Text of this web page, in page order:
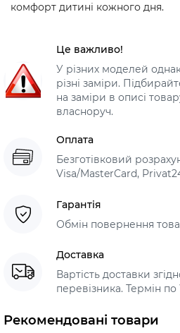
комфорт дитині кожного дня.
Це важливо!
У різних моделей
різні заміри.
на заміри в описі
власноруч.
Оплата
Безготівковий
Visa/MasterCard,
Гарантія
Обмін повернення
Доставка
Вартість доставки
перевізника. Термін по
Рекомендовані товари